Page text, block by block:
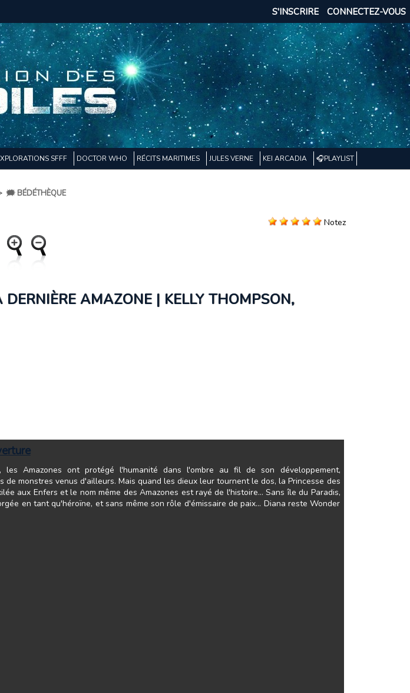
CONNECTEZ-VOUS
S'INSCRIRE
SFFF DOCTOR WHO RÉCITS MARITIMES JULES VERNE KEI ARCADIA 🎧PLAYLIST
🗯️ BÉDÉTHÈQUE
Notez
AMAZONE | KELLY THOMPSON,
les Amazones ont protégé l'humanité dans l'ombre au fil de son développement,
de monstres venus d'ailleurs. Mais quand les dieux leur tournent le dos, la Princesse des
aux Enfers et le nom même des Amazones est rayé de l'histoire... Sans île du Paradis,
en tant qu'héroïne, et sans même son rôle d'émissaire de paix... Diana reste Wonder